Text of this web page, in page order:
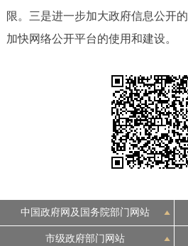
限。三是进一步加大政府信息公开
加快网络公开平台的使用和建设。
中国政府网及国务院部门网站
市级政府部门网站